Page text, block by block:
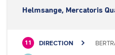
Helmsange, Mercatoris
11 DIRECTION